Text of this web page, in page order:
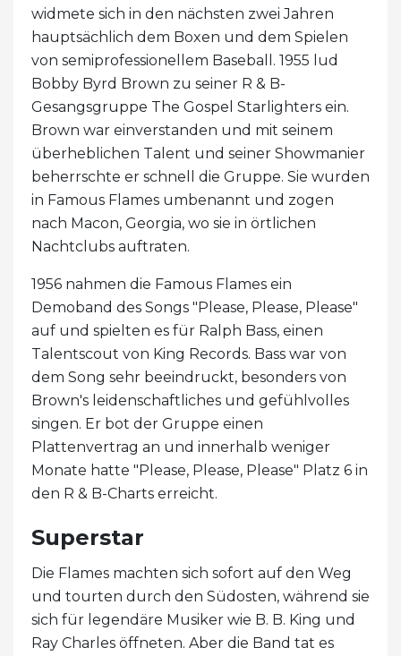
widmete sich in den nächsten zwei Jahren
hauptsächlich dem Boxen und dem Spielen
von semiprofessionellem Baseball. 1955 lud
Bobby Byrd Brown zu seiner R & B-
Gesangsgruppe The Gospel Starlighters ein.
Brown war einverstanden und mit seinem
überheblichen Talent und seiner Showmanier
beherrschte er schnell die Gruppe. Sie wurden
in Famous Flames umbenannt und zogen
nach Macon, Georgia, wo sie in örtlichen
Nachtclubs auftraten.
1956 nahmen die Famous Flames ein
Demoband des Songs "Please, Please, Please"
auf und spielten es für Ralph Bass, einen
Talentscout von King Records. Bass war von
dem Song sehr beeindruckt, besonders von
Brown's leidenschaftliches und gefühlvolles
singen. Er bot der Gruppe einen
Plattenvertrag an und innerhalb weniger
Monate hatte "Please, Please, Please" Platz 6 in
den R & B-Charts erreicht.
Superstar
Die Flames machten sich sofort auf den Weg
und tourten durch den Südosten, während sie
sich für legendäre Musiker wie B. B. King und
Ray Charles öffneten. Aber die Band tat es